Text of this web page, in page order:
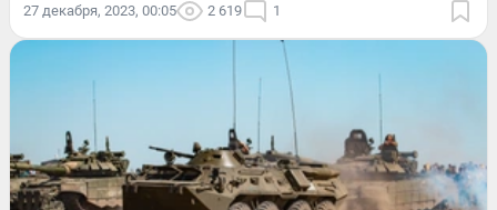
27 декабря, 2023, 00:05 2 619 1